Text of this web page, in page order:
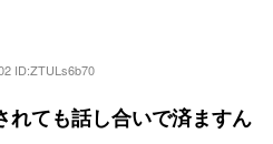
ID:ZTULs6b70
れても話し合いで済ますん